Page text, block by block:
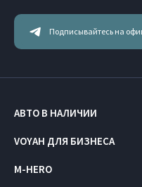
Подписывайтесь на
АВТО В НАЛИЧИИ
VOYAH ДЛЯ БИЗНЕСА
M-HERO